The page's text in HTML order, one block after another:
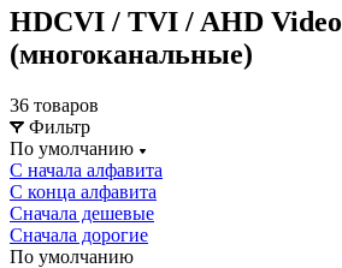
HDCVI / TVI / AHD Video
(многоканальные)
36 товаров
Фильтр
По умолчанию
С начала алфавита
С конца алфавита
Сначала дешевые
Сначала дорогие
По умолчанию